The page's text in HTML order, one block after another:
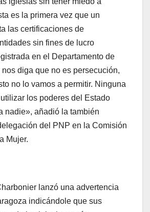
es la primera vez que un
las certificaciones de
sin fines de lucro
en el Departamento de
nos diga que no es persecución,
no lo vamos a permitir. Ninguna
los poderes del Estado
nadie», añadió la también
del PNP en la Comisión
Mujer.
lanzó una advertencia
indicándole que sus